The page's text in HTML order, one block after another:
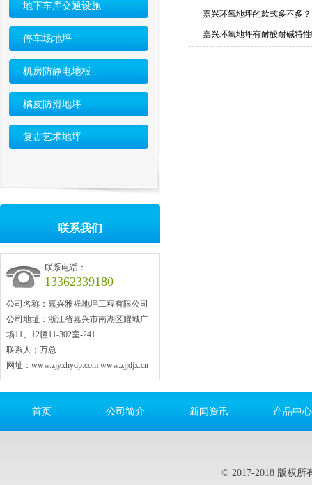
地下车库交通设施
停车场地坪
机房防静电地板
橘皮防滑地坪
复古艺术地坪
联系我们
联系电话：
13362339180
公司名称：嘉兴雅祥地坪工程有限公司
公司地址：浙江省嘉兴市南湖区耀城广
场11、12幢11-302室-241
联系人：万总
网址：www.zjyxhydp.com www.zjjdjx.cn
嘉兴环氧地坪的款式多不多？
嘉兴环氧地坪有耐酸耐碱特
首页 公司简介 新闻资讯 产品中心
© 2017-2018 版权所